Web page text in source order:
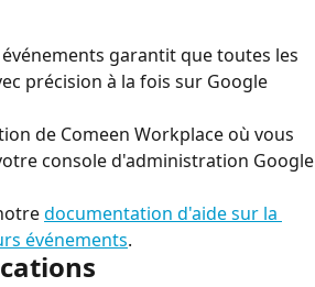
garantit que toutes les
précision à la fois sur Google
de Comeen Workplace où vous
console d'administration Google
documentation d'aide sur la
événements.